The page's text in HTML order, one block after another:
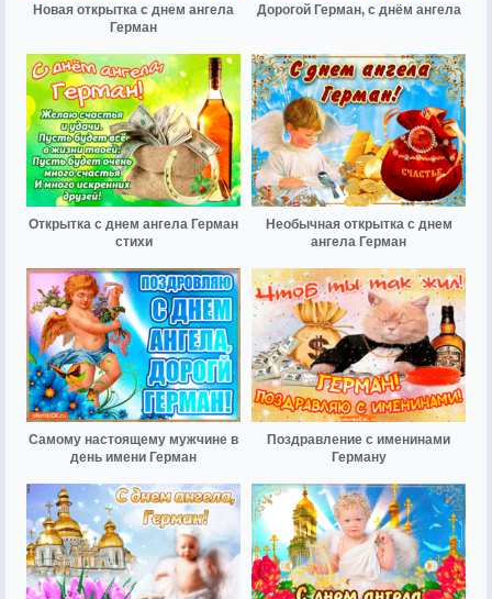
Новая открытка с днем ангела
Герман
Дорогой Герман, с днём ангела
Открытка с днем ангела Герман
стихи
Необычная открытка с днем
ангела Герман
Самому настоящему мужчине в
день имени Герман
Поздравление с именинами
Герману